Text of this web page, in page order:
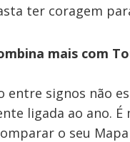
ter coragem
mais com
entre signos não
ligada ao ano. É
o seu